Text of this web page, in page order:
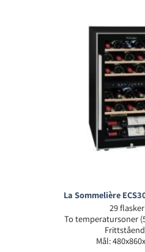
La Sommelière
29 flasker
To temperatursoner
Mål: